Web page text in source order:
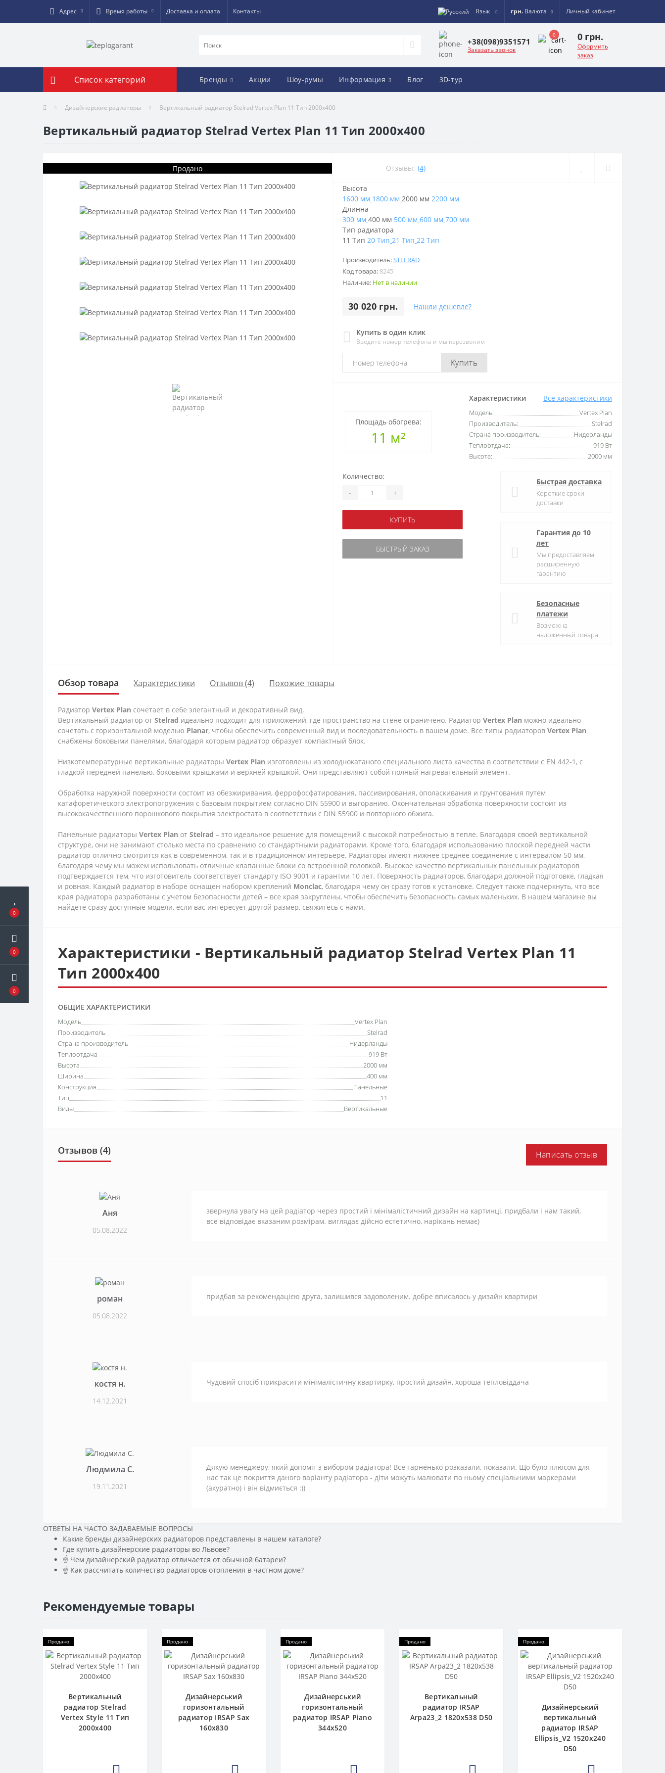
0
0
0
Адрес Время работы Доставка и оплата Контакты Язык грн. Валюта Личный кабинет
+38(098)9351571
Заказать звонок
0 0 грн.
Оформить
заказ
Список категорий Бренды Акции Шоу-румы Информация Блог 3D-тур
Дизайнерские радиаторы Вертикальный радиатор Stelrad Vertex Plan 11 Тип 2000х400
Вертикальный радиатор Stelrad Vertex Plan 11 Тип 2000х400
Продано Отзывы: (4)
Производитель:STELRAD
Код товара: 8245
Наличие: Нет в наличии
30 020 грн. Нашли дешевле?
Купить в один клик
Введите номер телефона и мы перезвоним
Купить
Площадь обогрева:
11 м²
Характеристики Все характеристики
Модель:
Vertex Plan
Производитель:
Stelrad
Страна производитель:
Нидерланды
Теплоотдача:
919 Вт
Высота:
2000 мм
Высота
1600 мм 1800 мм 2000 мм 2200 мм
Длинна
300 мм 400 мм 500 мм 600 мм 700 мм
Тип радиатора
11 Тип 20 Тип 21 Тип 22 Тип
Количество:
- +
КУПИТЬ
БЫСТРЫЙ ЗАКАЗ
Быстрая доставка
Короткие сроки
доставки
Гарантия до 10
лет
Мы предоставляем
расширенную
гарантию
Безопасные
платежи
Возможна
наложенный товара
Обзор товара Характеристики Отзывов (4) Похожие товары
Радиатор Vertex Plan сочетает в себе элегантный и декоративный вид.
Вертикальный радиатор от Stelrad идеально подходит для приложений, где пространство на стене ограничено. Радиатор Vertex Plan можно идеально
сочетать с горизонтальной моделью Planar, чтобы обеспечить современный вид и последовательность в вашем доме. Все типы радиаторов Vertex Plan
снабжены боковыми панелями, благодаря которым радиатор образует компактный блок.
Низкотемпературные вертикальные радиаторы Vertex Plan изготовлены из холоднокатаного специального листа качества в соответствии с EN 442-1, с
гладкой передней панелью, боковыми крышками и верхней крышкой. Они представляют собой полный нагревательный элемент.
Обработка наружной поверхности состоит из обезжиривания, феррофосфатирования, пассивирования, ополаскивания и грунтования путем
катафоретического электропогружения с базовым покрытием согласно DIN 55900 и выгоранию. Окончательная обработка поверхности состоит из
высококачественного порошкового покрытия электростата в соответствии с DIN 55900 и повторного обжига.
Панельные радиаторы Vertex Plan от Stelrad – это идеальное решение для помещений с высокой потребностью в тепле. Благодаря своей вертикальной
структуре, они не занимают столько места по сравнению со стандартными радиаторами. Кроме того, благодаря использованию плоской передней части
радиатор отлично смотрится как в современном, так и в традиционном интерьере. Радиаторы имеют нижнее среднее соединение с интервалом 50 мм,
благодаря чему мы можем использовать отличные клапанные блоки со встроенной головкой. Высокое качество вертикальных панельных радиаторов
подтверждается тем, что изготовитель соответствует стандарту ISO 9001 и гарантии 10 лет. Поверхность радиаторов, благодаря должной подготовке, гладкая
и ровная. Каждый радиатор в наборе оснащен набором креплений Monclac, благодаря чему он сразу готов к установке. Следует также подчеркнуть, что все
края радиатора разработаны с учетом безопасности детей – все края закруглены, чтобы обеспечить безопасность самых маленьких. В нашем магазине вы
найдете сразу доступные модели, если вас интересует другой размер, свяжитесь с нами.
Характеристики - Вертикальный радиатор Stelrad Vertex Plan 11
Тип 2000х400
ОБЩИЕ ХАРАКТЕРИСТИКИ
Модель
Vertex Plan
Производитель
Stelrad
Страна производитель
Нидерланды
Теплоотдача
919 Вт
Высота
2000 мм
Ширина
400 мм
Конструкция
Панельные
Тип
11
Виды
Вертикальные
Отзывов (4) Написать отзыв
Аня
05.08.2022
звернула увагу на цей радіатор через простий і мінімалістичний дизайн на картинці, придбали і нам такий,
все відповідає вказаним розмірам. виглядає дійсно естетично, нарікань немає)
роман
05.08.2022
придбав за рекомендацією друга, залишився задоволеним. добре вписалось у дизайн квартири
костя н.
14.12.2021
Чудовий спосіб прикрасити мінімалістичну квартирку, простий дизайн, хороша тепловіддача
Людмила С.
19.11.2021
Дякую менеджеру, який допоміг з вибором радіатора! Все гарненько розказали, показали. Що було плюсом для
нас так це покриття даного варіанту радіатора - діти можуть малювати по ньому спеціальними маркерами
(акуратно) і він відмиється :))
ОТВЕТЫ НА ЧАСТО ЗАДАВАЕМЫЕ ВОПРОСЫ
Какие бренды дизайнерских радиаторов представлены в нашем каталоге?
Где купить дизайнерские радиаторы во Львове?
☝ Чем дизайнерский радиатор отличается от обычной батареи?
☝ Как рассчитать количество радиаторов отопления в частном доме?
Рекомендуемые товары
Продано
Вертикальный
радиатор Stelrad
Vertex Style 11 Тип
2000х400
3
Продано
Дизайнерський
горизонтальный
радиатор IRSAP Sax
160x830
2
Продано
Дизайнерський
горизонтальный
радиатор IRSAP Piano
344x520
Продано
Вертикальный
радиатор IRSAP
Arpa23_2 1820x538 D50
3
Продано
Дизайнерський
вертикальный
радиатор IRSAP
Ellipsis_V2 1520x240
D50
2